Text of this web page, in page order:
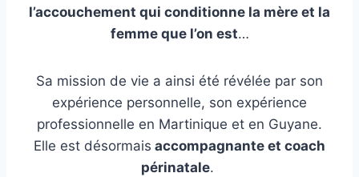
l’accouchement qui conditionne la mère et la
femme que l’on est…
Sa mission de vie a ainsi été révélée par son
expérience personnelle, son expérience
professionnelle en Martinique et en Guyane.
Elle est désormais accompagnante et coach
périnatale.